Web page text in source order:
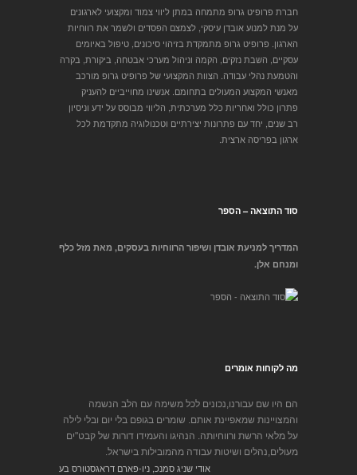
חברת פרופיט גרופ מתמחה במתן ליווי צמוד ומקצועי לארגונים
על מנת למנוע אובדן עיסקי, לצמצם הפסדים ולשמר את רווחיות
הארגון. פרופיט גרופ מתמקדת בזיהוי סיכונים, טיפול באיומים
עסקיים, השבת נזקים, הקמה וניהול מערכי אבטחה, ביקורת, בקרה
והטמעת נהלי עבודה. הצוות המקצועי של פרופיט גרופ מורכב
מאנשי המקצוע המעולים בתחומם. אנשינו מחוייביים להעניק
פתרון כולל ואחריות כלל מערכתית, הליווי מבוסס על ידע וניסיון
רב שנים, יחד עם פתרונות יצירתיים וטכנולוגיה מתקדמת לכל
ארגון בפריסה ארצית.
סוד התוצאה – הספר
המדריך למניעת אובדן ושיפור הרווחיות בעסקים, מאת מזל כלף
ומנחם אלן.
מה לקוחות אומרים
הם היו שם עבורנו,נכונים לכל משימה עם הלב הנשמה
והמצויינות שמאפיינת אותם. שומרים בגופם בלי יום ובלי לילה
על מלאי הרשת ורווחיותה. הנהיגו והעמידו דורות של קבט"ים
מעולים,נהלים ושיטות עבודה מהמובילות בישראל.
אודי שניג סמנכ, ניו-פארם דראגסטורס בע